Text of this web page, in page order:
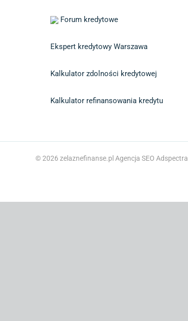
Forum kredytowe
Ekspert kredytowy Warszawa
Kalkulator zdolności kredytowej
Kalkulator refinansowania kredytu
© 2026 zelaznefinanse.pl Agencja SEO Adspectra